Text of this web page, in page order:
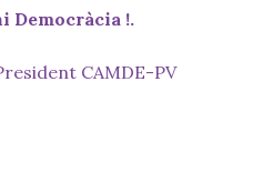
Democràcia !.
CAMDE-PV